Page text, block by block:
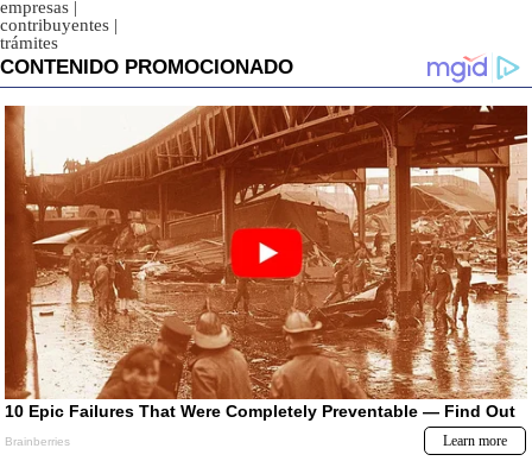
empresas |
contribuyentes |
trámites